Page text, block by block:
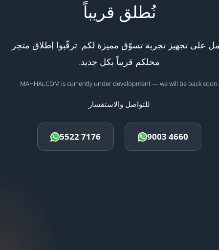
نُطلق قريباً
على تجهيز تجربة تسوّق مميزة لكم. ترقّبوا إطلاق متجر
محلكم قريباً بكل جديد.
MAHHALCOM is currently under development — we will be back soon.
للتواصل والاستفسار
5522 7176 9003 4660